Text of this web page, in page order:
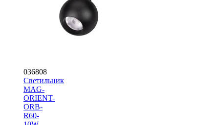
036808
Светильник
MAG-
ORIENT-
ORB-
R60-